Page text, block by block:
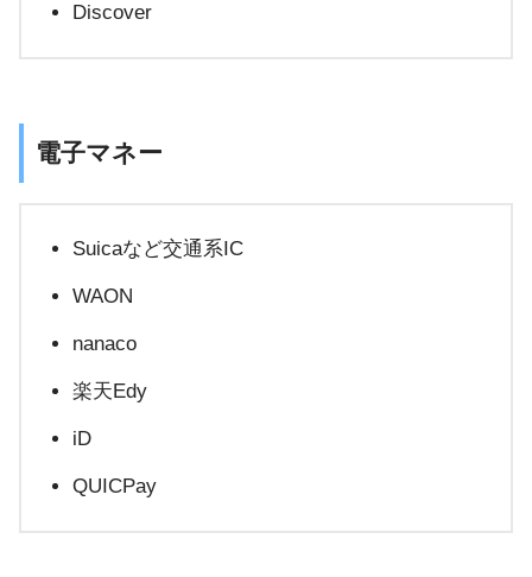
Discover
電子マネー
Suicaなど交通系IC
WAON
nanaco
楽天Edy
iD
QUICPay